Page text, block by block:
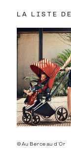
LA LISTE
©Au Berceau d’Or